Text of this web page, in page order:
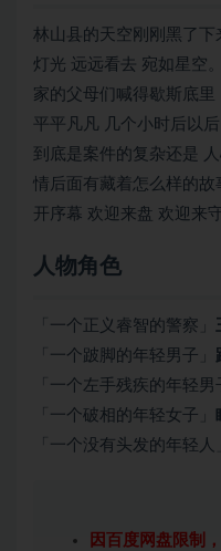
林山县的天空刚刚黑了
灯光 远远看去 宛如星空
家的父母们喊得歇斯底里
平平凡凡 几个小时后以
到底是案件的复杂还是
情后面有藏着怎么样的
开序幕 欢迎来盘 欢迎来
人物角色
「一个正义睿智的警察」
「一个跛脚的年轻男子」
「一个左手残疾的年轻男
「一个破相的年轻女子」
「一个没有头发的年轻人
因百度网盘限制